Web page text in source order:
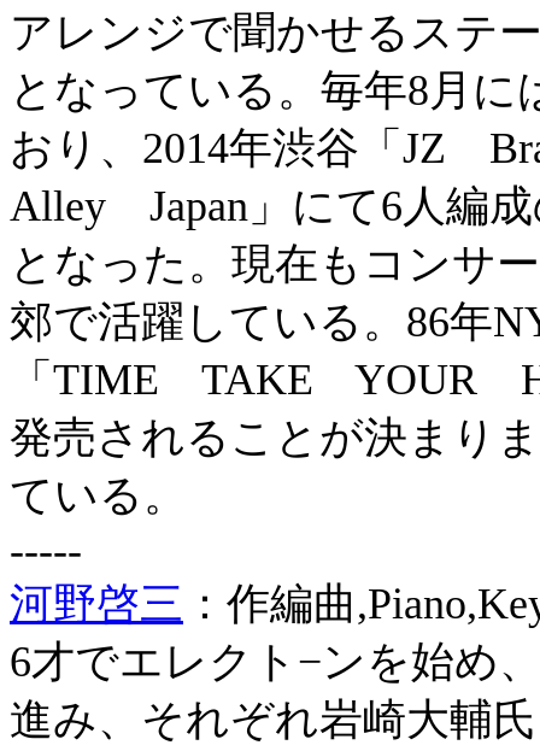
アレンジで聞かせるステ
となっている。毎年8月に
おり、2014年渋谷「JZ
Alley Japan」にて6人編
となった。現在もコンサ
郊で活躍している。86年
「TIME TAKE YOUR
発売されることが決まり
ている。
-----
河野啓三 ：作編曲
6才でエレクト−ンを始め
進み、それぞれ岩崎大輔